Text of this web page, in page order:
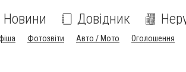
Новини Довідник
Фотозвіти Авто / Мото Оголошення